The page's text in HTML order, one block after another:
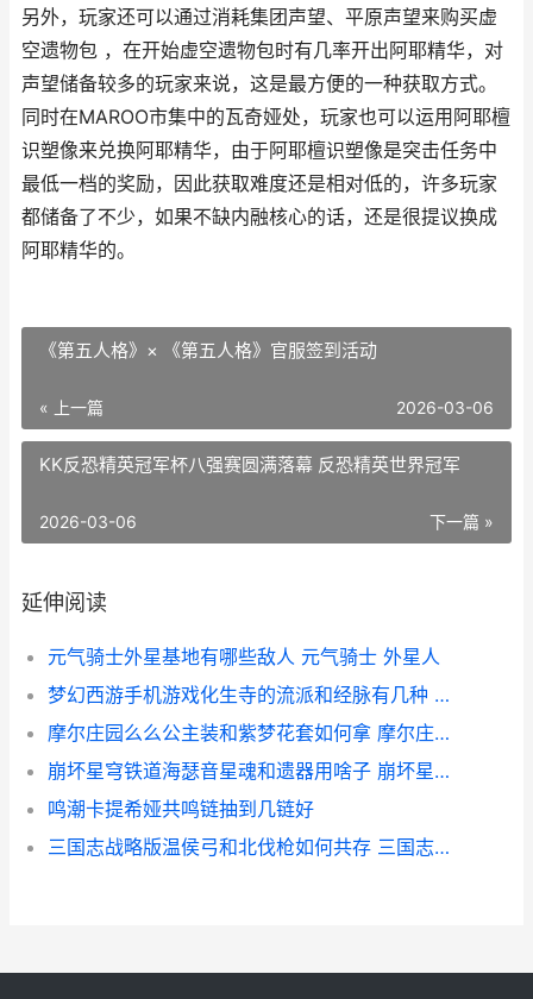
另外，玩家还可以通过消耗集团声望、平原声望来购买虚
空遗物包 ，在开始虚空遗物包时有几率开出阿耶精华，对
声望储备较多的玩家来说，这是最方便的一种获取方式。
同时在MAROO市集中的瓦奇娅处，玩家也可以运用阿耶檀
识塑像来兑换阿耶精华，由于阿耶檀识塑像是突击任务中
最低一档的奖励，因此获取难度还是相对低的，许多玩家
都储备了不少，如果不缺内融核心的话，还是很提议换成
阿耶精华的。
《第五人格》× 《第五人格》官服签到活动
« 上一篇 2026-03-06
KK反恐精英冠军杯八强赛圆满落幕 反恐精英世界冠军
下一篇 »
2026-03-06
延伸阅读
元气骑士外星基地有哪些敌人 元气骑士 外星人
梦幻西游手机游戏化生寺的流派和经脉有几种 梦幻西游手机游苹果
摩尔庄园么么公主装和紫梦花套如何拿 摩尔庄园么么公主生日
崩坏星穹铁道海瑟音星魂和遗器用啥子 崩坏星穹铁道海盗占领列车
鸣潮卡提希娅共鸣链抽到几链好
三国志战略版温侯弓和北伐枪如何共存 三国志战略版温侯吕布